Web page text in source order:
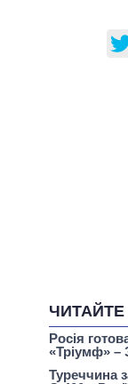
Росія
«Тріумф» –
Туреччина